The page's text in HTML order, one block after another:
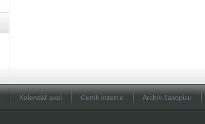
Kalendář akcí Ceník inzerce Archív časopisu